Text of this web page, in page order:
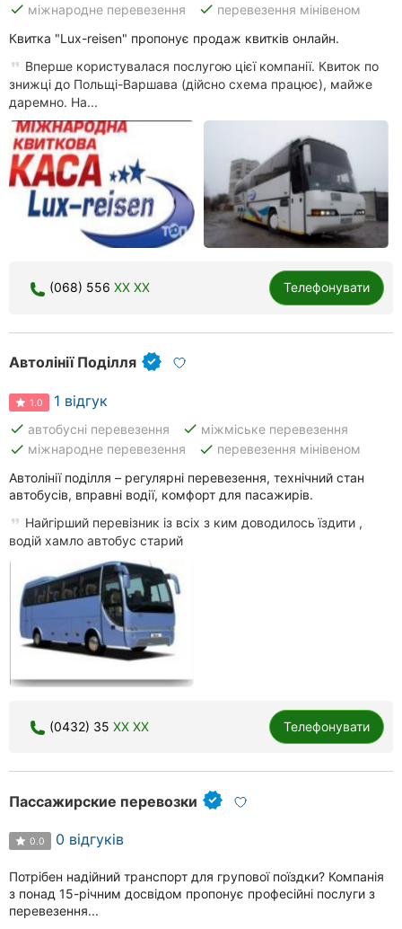
done міжнародне перевезення done перевезення мінівеном
Квитка "Lux-reisen" пропонує продаж квитків онлайн.
Вперше користувалася послугою цієї компанії. Квиток по
знижці до Польщі-Варшава (дійсно схема працює), майже
даремно. На...
(068) 556 XX XX Телефонувати
Автолінії Поділля
1.0 1 відгук
done автобусні перевезення done міжміське перевезення
done міжнародне перевезення done перевезення мінівеном
Автолінії поділля – регулярні перевезення, технічний стан
автобусів, вправні водії, комфорт для пасажирів.
Найгірший перевізник із всіх з ким доводилось їздити ,
водій хамло автобус старий
(0432) 35 XX XX Телефонувати
Пассажирские перевозки
0.0 0 відгуків
Потрібен надійний транспорт для групової поїздки? Компанія
з понад 15-річним досвідом пропонує професійні послуги з
перевезення...